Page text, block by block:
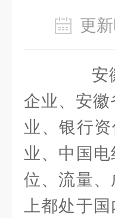
更
安徽
企业、安
业、银行
业、中国
位、流量
上都处于